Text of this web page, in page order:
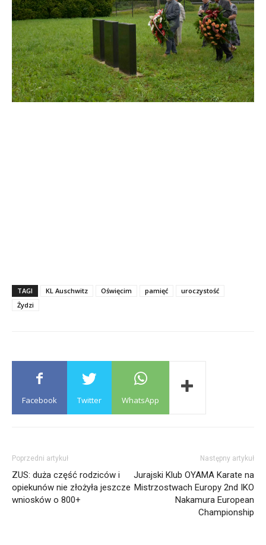
TAGI KL Auschwitz Oświęcim pamięć
uroczystość
Żydzi
Facebook Twitter WhatsApp
Poprzedni artykuł
ZUS: duża część rodziców i
opiekunów nie złożyła jeszcze
wniosków o 800+
Następny artykuł
Jurajski Klub OYAMA Karate na
Mistrzostwach Europy 2nd IKO
Nakamura European
Championship